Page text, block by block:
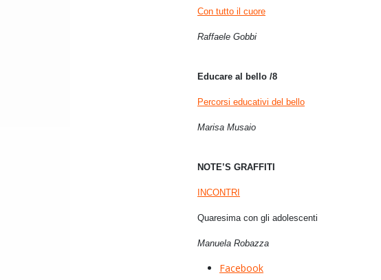
Con tutto il cuore
Raffaele Gobbi
Educare al bello /8
Percorsi educativi del bello
Marisa Musaio
NOTE’S GRAFFITI
INCONTRI
Quaresima con gli adolescenti
Manuela Robazza
Facebook